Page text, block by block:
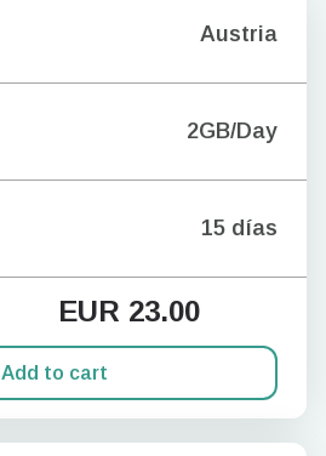
Austria
2GB/Day
15 días
EUR 23.00
Add to cart